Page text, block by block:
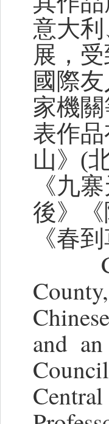
意大
展，
國際
家機
表作
山》(
《九
後》
《春
and